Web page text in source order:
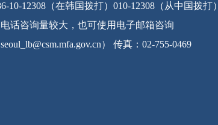
10-12308（在韩国拨打）010-12308（从中国拨打）
电话咨询量较大，也可使用电子邮箱咨询
seoul_lb@csm.mfa.gov.cn） 传真：02-755-0469